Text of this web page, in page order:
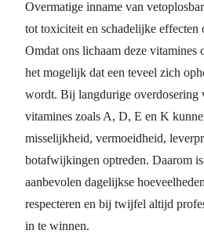
Overmatige inname van
tot toxiciteit en schadelijke effecten
Omdat ons lichaam deze vitamines
het mogelijk dat een teveel zich
wordt. Bij langdurige overdosering
vitamines zoals A, D, E en K
misselijkheid, vermoeidheid,
botafwijkingen optreden. Daarom
aanbevolen dagelijkse
respecteren en bij twijfel altijd
in te winnen.